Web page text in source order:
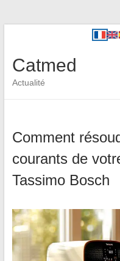
Catmed
Actualité
Comment
courants de
Tassimo Bosch